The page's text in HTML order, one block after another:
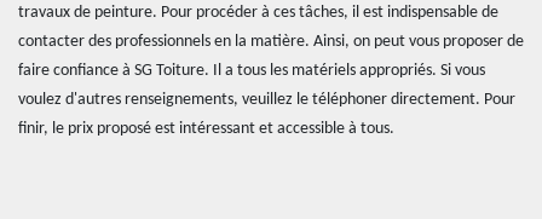
travaux de peinture. Pour procéder à ces tâches, il est indispensable de
contacter des professionnels en la matière. Ainsi, on peut vous proposer de
faire confiance à SG Toiture. Il a tous les matériels appropriés. Si vous
voulez d'autres renseignements, veuillez le téléphoner directement. Pour
finir, le prix proposé est intéressant et accessible à tous.